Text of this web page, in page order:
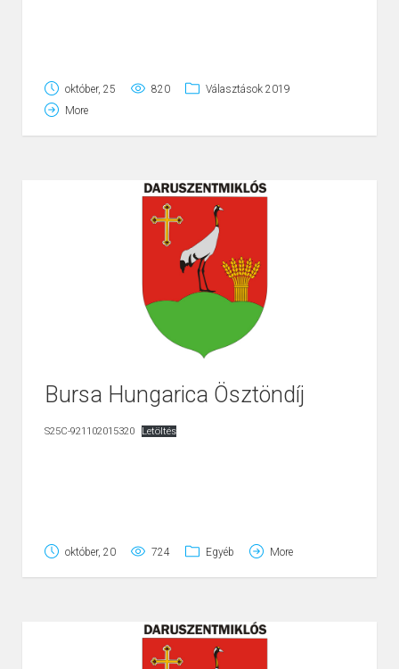
október, 25 820
Választások 2019
More
Bursa Hungarica Ösztöndíj
S25C-921102015320 Letöltés
október, 20 724 Egyéb More